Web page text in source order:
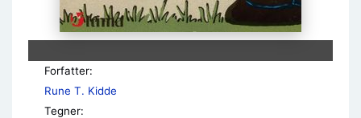
Forfatter:
Rune T. Kidde
Tegner: